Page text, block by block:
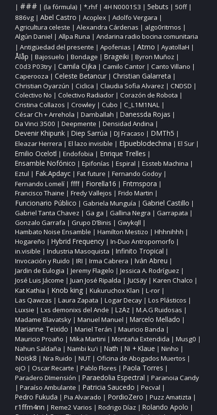
| ### | (la fórmula) | *.rhf| 4H N0001S3 | 5ebuts | 50ff|
886vg| Abel Castro | Acoplex| Adolfo Vergara |
Agricultura celeste | Alexandra Cárdenas | algo0ritmos |
Algún Daniel | Allpa Runa | Andarina radio bocina comunitaria
| Antigüedad del presente | Apofenias | Atmo | AyatollaH |
Ålåp | Bajosuelo | Bondage | Brageiki | Byron Muñoz |
C0d3 P03try| Camila Cijka | Camilo Cantor| Canto Villano |
Caperooza | Celeste Betancur| Christian Galarreta |
Christian Oyarzún | Ciclica | Claudia Sofia Alvarez | CNDSD |
Colectivo No | Colectivo Radiador| Corazón de Robota |
Cristina Collazos | Crowley| Cubo | C_L1M1NAL |
César Ch + Arrehola | Damballah | Danessda Rojas |
Da Vinci 3500 | Deepmente | Densidad Andina |
Devenir Khipunk| Diep Sarrúa | DJ Fracaso | DMTh5 |
Eleazar Herrera | El lazo invisible | Elpueblodechina | El Sur|
Emilio Ocelotl | Endofobia | Enrique Trelles |
Ensamble Nofónico | Epifonías | Espiral | Essteb Machina |
Eztul | Fak.Apdayc| Fat future | Fernando Godoy|
Fernando Lomelí| ffff| Fiorella16 | Fntmspora |
Francisco Thaine | Fredy Vallejos | Frido Martin |
Funcionario Público | Gabriela Munguía | Gabriel Castillo |
Gabriel Tanta Chavez | Ga ga | Gallina Negra | Garrapata |
Gonzalo Garrafa | Grupo D’Binis | Gwykqll |
Hambato Noise Ensamble | Hamilton Mestizo | Hhhnihhh |
Hogareño | Hybrid Frequency| In‑Duo Antropomorfo |
in.visible | Industria Masoquista | Infinito Tropical |
Invocación y Ruido | IRI | Irma Cabrera | Iván Abreu |
Jardin de Eulogia | Jeremy Flagelo | Jessica A. Rodríguez |
José Luis Jácome | Juan José Ripalda | Jucsay| Karen Chalco |
Kat Kathia | Knob king | Kukuruchox Klan | L‑ror|
Las Qawzas | Laura Zapata | Logar Decay| Los Plásticos |
Luxsie | Lxs demonixs del Ande | LzAz | M.A.G Ruidosas |
Madame Blavatsky| Manuel Manuel | Marcelo Mellado |
Marianne Teixido | Mariel Terán | Mauricio Banda |
Mauricio Proaño | Mika Martini | Montaña Extendida | Musg0 |
Nahun Saldaña | Nambi ku'i | Nath | Ni + Klaue | Ninho |
Noisk8 | Nra Ruido | NUT| Oficina de Abogados Muertos |
ojO | Oscar Recarte | Pablo Flores | Paola Torres |
Paradero DImensión | Paraedolia Espectral | Paranoia Candy
| Paraíso Ambulante | Patricia Saucedo | Pecval |
Pedro Fukuda | Pia Alvarado | PordioZero | Puzz Amatizta |
r1ffm4nn | Reme2 Varios | Rodrigo Díaz | Rolando Apolo |